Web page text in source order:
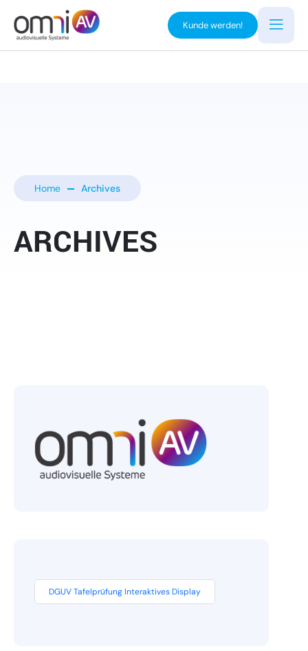
Kunde werden!
Home Archives
ARCHIVES
DGUV Tafelprüfung Interaktives Display